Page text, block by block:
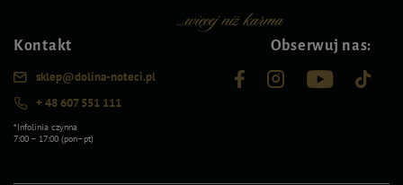
Kontakt
sklep@dolina-noteci.pl
+ 48 607 551 111
*Infolinia czynna
7:00 – 17:00 (pon–pt)
Obserwuj nas: